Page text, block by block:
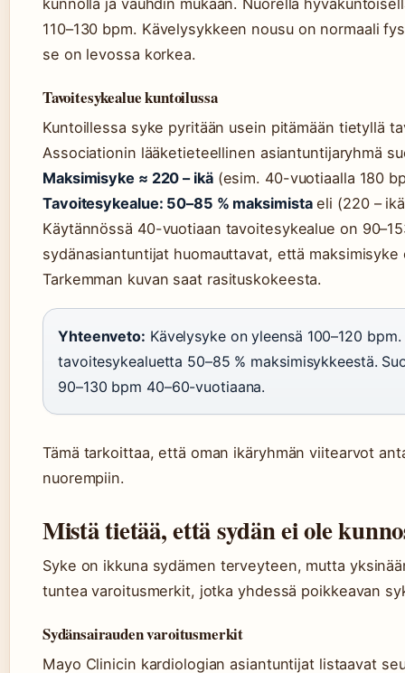
kunnolla ja vauhdin mukaan. Nuorella
110–130 bpm. Kävelysykkeen nousu on normaali
se on levossa korkea.
Tavoitesykealue kuntoilussa
Kuntoillessa syke pyritään usein pitämään tietyllä
Associationin lääketieteellinen asiantuntijaryhmä
Maksimisyke ≈ 220 – ikä(esim. 40-vuotiaalla 180
Tavoitesykealue: 50–85 % maksimistaeli (220 –
Käytännössä 40-vuotiaan tavoitesykealue on
sydänasiantuntijat huomauttavat, että
Tarkemman kuvan saat rasituskokeesta.
Yhteenveto: Kävelysyke on yleensä 100–120
tavoitesykealuetta 50–85 % maksimisykkeestä.
90–130 bpm 40–60-vuotiaana.
Tämä tarkoittaa, että oman ikäryhmän viitearvot
nuorempiin.
Mistä tietää, että sydän ei ole
Syke on ikkuna sydämen terveyteen, mutta
tuntea varoitusmerkit, jotka yhdessä poikkeavan
Sydänsairauden varoitusmerkit
Mayo Clinicin kardiologian asiantuntijat listaavat